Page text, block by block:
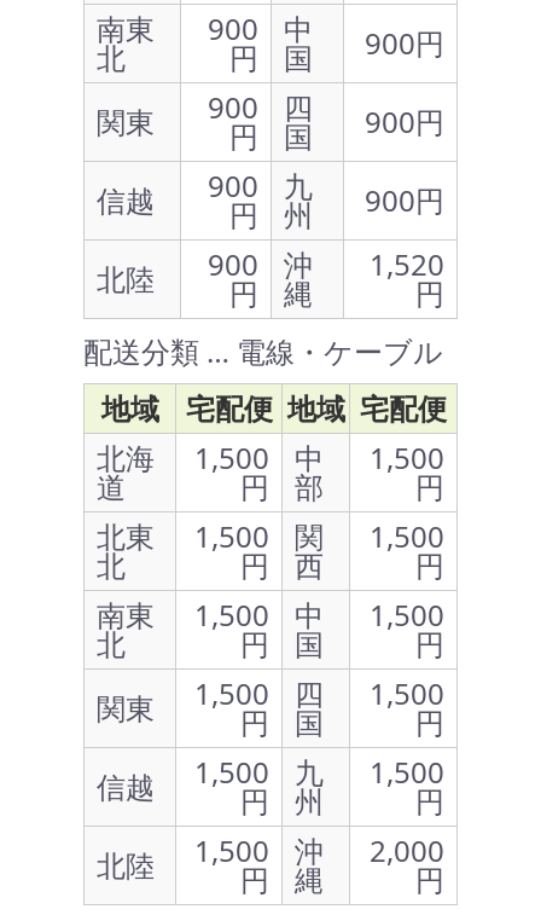
南東
北
900
円
中
国
900円
関東
900
円
四
国
900円
信越
900
円
九
州
900円
北陸
900
円
沖
縄
1,520
円
配送分類 … 電線・ケーブル
地域
宅配便 地域 宅配便
北海
道
1,500
円
中
部
1,500
円
北東
北
1,500
円
関
西
1,500
円
南東
北
1,500
円
中
国
1,500
円
関東
1,500
円
四
国
1,500
円
信越
1,500
円
九
州
1,500
円
北陸
1,500
円
沖
縄
2,000
円